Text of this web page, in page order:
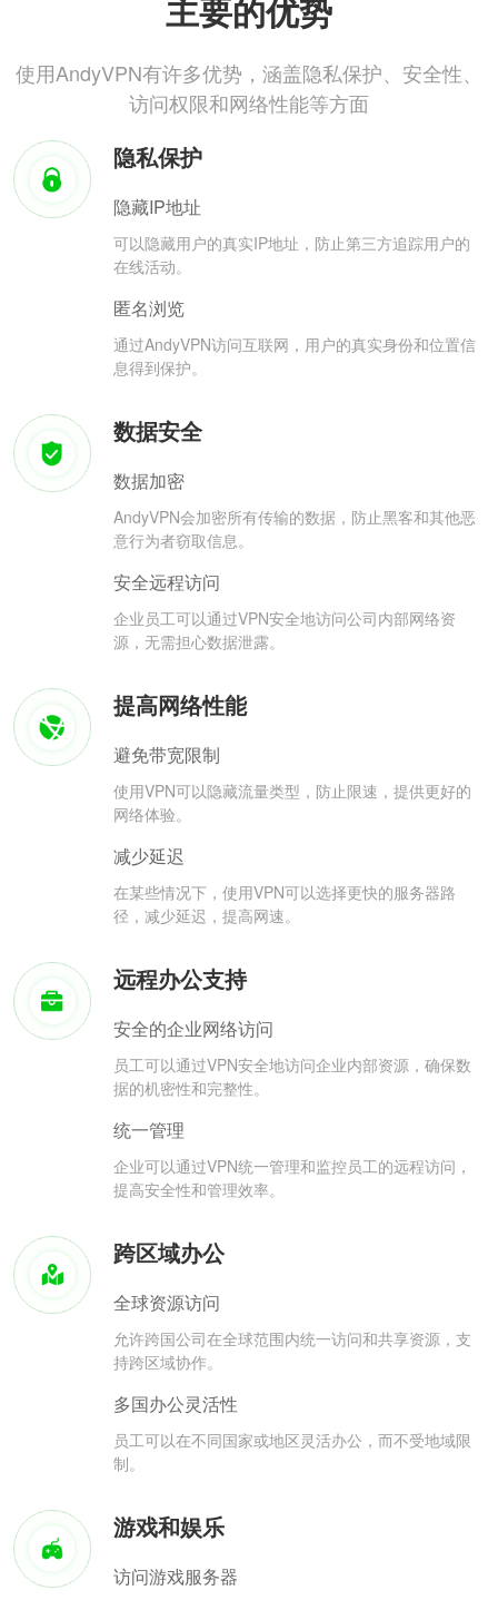
主要的优势
使用AndyVPN有许多优势，涵盖隐私保护、安全性、
访问权限和网络性能等方面
隐私保护
隐藏IP地址
可以隐藏用户的真实IP地址，防止第三方追踪用户的
在线活动。
匿名浏览
通过AndyVPN访问互联网，用户的真实身份和位置信
息得到保护。
数据安全
数据加密
AndyVPN会加密所有传输的数据，防止黑客和其他恶
意行为者窃取信息。
安全远程访问
企业员工可以通过VPN安全地访问公司内部网络资
源，无需担心数据泄露。
提高网络性能
避免带宽限制
使用VPN可以隐藏流量类型，防止限速，提供更好的
网络体验。
减少延迟
在某些情况下，使用VPN可以选择更快的服务器路
径，减少延迟，提高网速。
远程办公支持
安全的企业网络访问
员工可以通过VPN安全地访问企业内部资源，确保数
据的机密性和完整性。
统一管理
企业可以通过VPN统一管理和监控员工的远程访问，
提高安全性和管理效率。
跨区域办公
全球资源访问
允许跨国公司在全球范围内统一访问和共享资源，支
持跨区域协作。
多国办公灵活性
员工可以在不同国家或地区灵活办公，而不受地域限
制。
游戏和娱乐
访问游戏服务器